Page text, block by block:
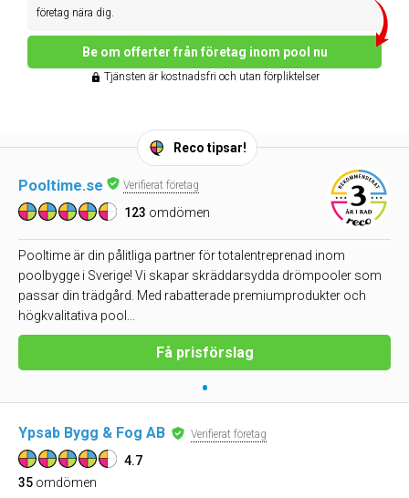
företag nära dig.
Be om offerter från företag inom pool nu
Tjänsten är kostnadsfri och utan förpliktelser
Reco tipsar!
Pooltime.se Verifierat företag
123 omdömen
Pooltime är din pålitliga partner för totalentreprenad inom
poolbygge i Sverige! Vi skapar skräddarsydda drömpooler som
passar din trädgård. Med rabatterade premiumprodukter och
högkvalitativa pool...
Få prisförslag
•
Ypsab Bygg & Fog AB Verifierat företag
4.7
35 omdömen